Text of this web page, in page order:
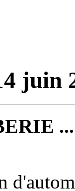
juin
...